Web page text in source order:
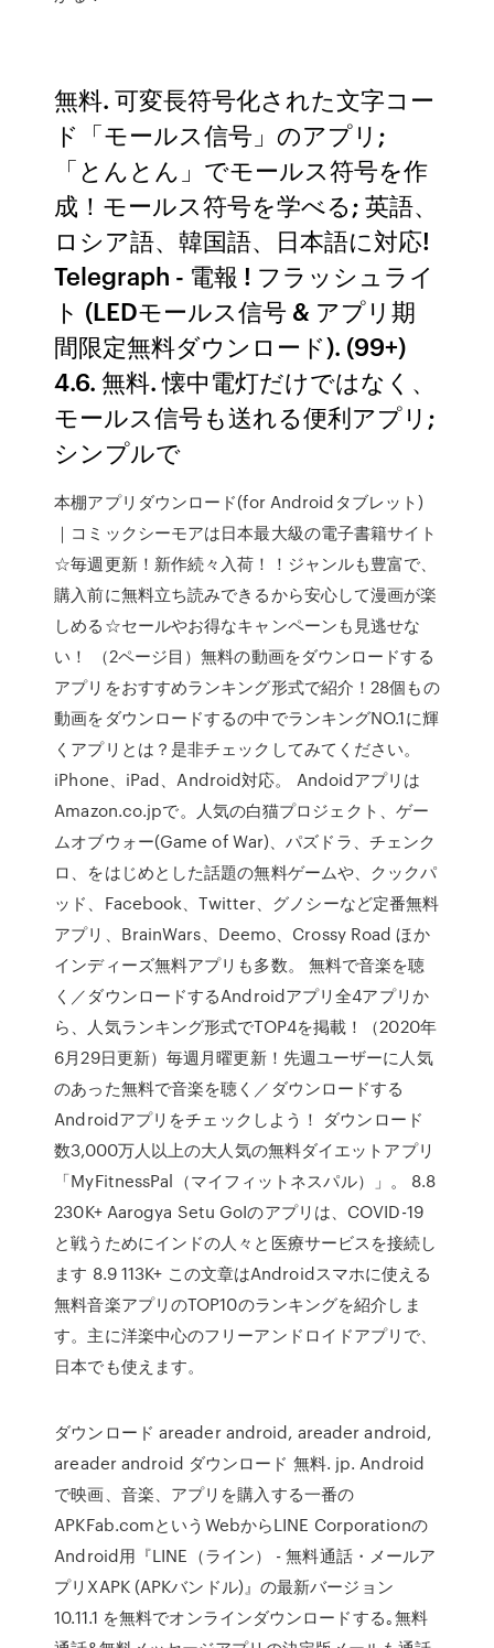
無料. 可変長符号化された文字コー
ド「モールス信号」のアプリ;
「とんとん」でモールス符号を作
成！モールス符号を学べる; 英語、
ロシア語、韓国語、日本語に対応!
Telegraph - 電報 ! フラッシュライ
ト (LEDモールス信号 & アプリ期
間限定無料ダウンロード). (99+)
4.6. 無料. 懐中電灯だけではなく、
モールス信号も送れる便利アプリ;
シンプルで
本棚アプリダウンロード(for Androidタブレット)
｜コミックシーモアは日本最大級の電子書籍サイト
☆毎週更新！新作続々入荷！！ジャンルも豊富で、
購入前に無料立ち読みできるから安心して漫画が楽
しめる☆セールやお得なキャンペーンも見逃せな
い！ （2ページ目）無料の動画をダウンロードする
アプリをおすすめランキング形式で紹介！28個もの
動画をダウンロードするの中でランキングNO.1に輝
くアプリとは？是非チェックしてみてください。
iPhone、iPad、Android対応。 Andoidアプリは
Amazon.co.jpで。人気の白猫プロジェクト、ゲー
ムオブウォー(Game of War)、パズドラ、チェンク
ロ、をはじめとした話題の無料ゲームや、クックパ
ッド、Facebook、Twitter、グノシーなど定番無料
アプリ、BrainWars、Deemo、Crossy Road ほか
インディーズ無料アプリも多数。 無料で音楽を聴
く／ダウンロードするAndroidアプリ全4アプリか
ら、人気ランキング形式でTOP4を掲載！（2020年
6月29日更新）毎週月曜更新！先週ユーザーに人気
のあった無料で音楽を聴く／ダウンロードする
Androidアプリをチェックしよう！ ダウンロード
数3,000万人以上の大人気の無料ダイエットアプリ
「MyFitnessPal（マイフィットネスパル）」。 8.8
230K+ Aarogya Setu GoIのアプリは、COVID-19
と戦うためにインドの人々と医療サービスを接続し
ます 8.9 113K+ この文章はAndroidスマホに使える
無料音楽アプリのTOP10のランキングを紹介しま
す。主に洋楽中心のフリーアンドロイドアプリで、
日本でも使えます。
ダウンロード areader android, areader android,
areader android ダウンロード 無料. jp. Android
で映画、音楽、アプリを購入する一番の
APKFab.comというWebからLINE Corporationの
Android用『LINE（ライン） - 無料通話・メールア
プリXAPK (APKバンドル)』の最新バージョン
10.11.1 を無料でオンラインダウンロードする｡無料